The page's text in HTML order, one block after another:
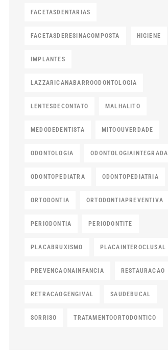
FACETASDENTARIAS
FACETASDERESINACOMPOSTA HIGIENE
IMPLANTES
LAZZARICANABARROODONTOLOGIA
LENTESDECONTATO MALHALITO
MEDODEDENTISTA MITOOUVERDADE
ODONTOLOGIA ODONTOLOGIAINTEGRADA
ODONTOPEDIATRA ODONTOPEDIATRIA
ORTODONTIA ORTODONTIAPREVENTIVA
PERIODONTIA PERIODONTITE
PLACABRUXISMO PLACAINTEROCLUSAL
PREVENCAONAINFANCIA RESTAURACAO
RETRACAOGENGIVAL SAUDEBUCAL
SORRISO TRATAMENTOORTODONTICO